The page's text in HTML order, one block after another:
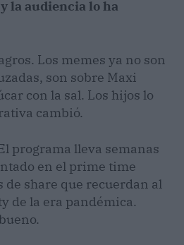
la audiencia lo ha
Los memes ya no son
son sobre Maxi
con la sal. Los hijos lo
cambió.
programa lleva semanas
en el prime time
de share que recuerdan al
de la era pandémica.